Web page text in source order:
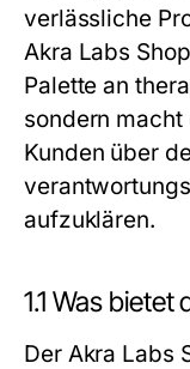
verlässliche
Akra Labs
Palette an
sondern
Kunden über
aufzuklären.
1.1 Was
Der Akra Labs